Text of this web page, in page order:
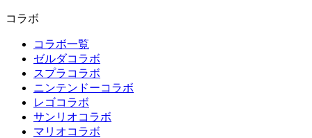
コラボ
コラボ一覧
ゼルダコラボ
スプラコラボ
ニンテンドーコラボ
レゴコラボ
サンリオコラボ
マリオコラボ